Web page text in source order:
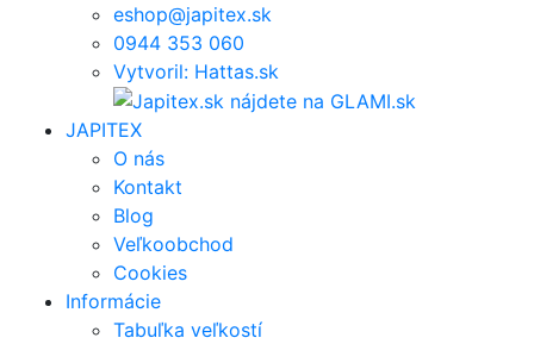
eshop@japitex.sk
0944 353 060
Vytvoril: Hattas.sk
JAPITEX
O nás
Kontakt
Blog
Veľkoobchod
Cookies
Informácie
Tabuľka veľkostí